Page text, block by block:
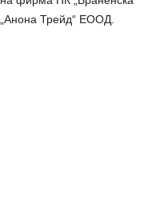
Трейд“ ЕООД.